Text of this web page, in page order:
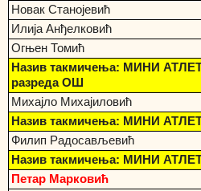
Новак Станојевић
Илија Анђелковић
Огњен Томић
Назив такмичења: МИНИ
разреда OШ
Михајло Михајиловић
Назив такмичења: МИНИ
Филип Радосављевић
Назив такмичења: МИНИ
Петар Марковић